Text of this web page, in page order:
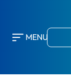
MENU